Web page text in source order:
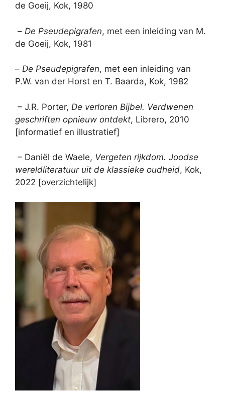
de Goeij, Kok, 1980
– De Pseudepigrafen, met een inleiding van M.
de Goeij, Kok, 1981
– De Pseudepigrafen, met een inleiding van
P.W. van der Horst en T. Baarda, Kok, 1982
– J.R. Porter, De verloren Bijbel. Verdwenen
geschriften opnieuw ontdekt, Librero, 2010
[informatief en illustratief]
– Daniël de Waele, Vergeten rijkdom. Joodse
wereldliteratuur uit de klassieke oudheid, Kok,
2022 [overzichtelijk]